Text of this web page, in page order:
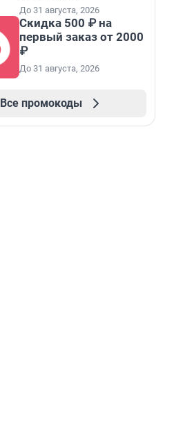
До 31 августа, 2026
Скидка 500 ₽ на
первый заказ от 2000
₽
До 31 августа, 2026
Все промокоды